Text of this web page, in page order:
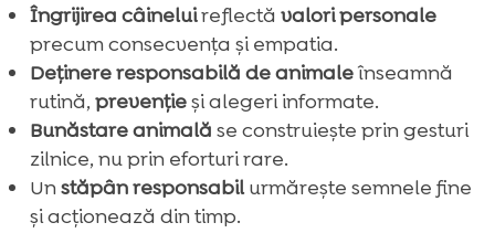
Îngrijirea câineluireflectă valori personale
precum consecvența și empatia.
Deținere responsabilă de animaleînseamnă
rutină, prevențieși alegeri informate.
Bunăstare animală se construiește prin gesturi
zilnice, nu prin eforturi rare.
Unstăpân responsabilurmărește semnele fine
și acționează din timp.